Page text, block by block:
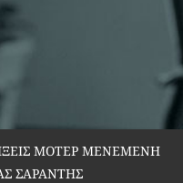
ΜΟΤΕΡ ΜΕΝΕΜΕΝΗ
ΣΑΡΑΝΤΗΣ